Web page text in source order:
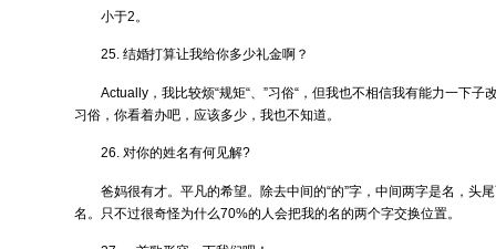
小于2。
25. 结婚打算让我给你多少礼金啊？
Actually，我比较烦“规矩“、”习俗“，但我也不相信我有能力一下子
习俗，你看着办吧，应该多少，我也不知道。
26. 对你的姓名有何见解?
爸妈很有才。平凡的希望。除去中间的“的”字，中间两字是名，头
名。只不过很奇怪为什么70%的人会把我的名的两个字交换位置。